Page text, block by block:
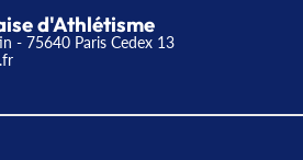
d'Athlétisme
- 75640 Paris Cedex 13